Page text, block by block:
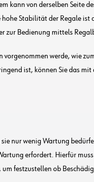
kann von derselben Seite
Stabilität der Regale
zur Bedienung mittels
werde, wie
ist, können Sie das mit
nur wenig Wartung
erfordert. Hierfür
festzustellen ob